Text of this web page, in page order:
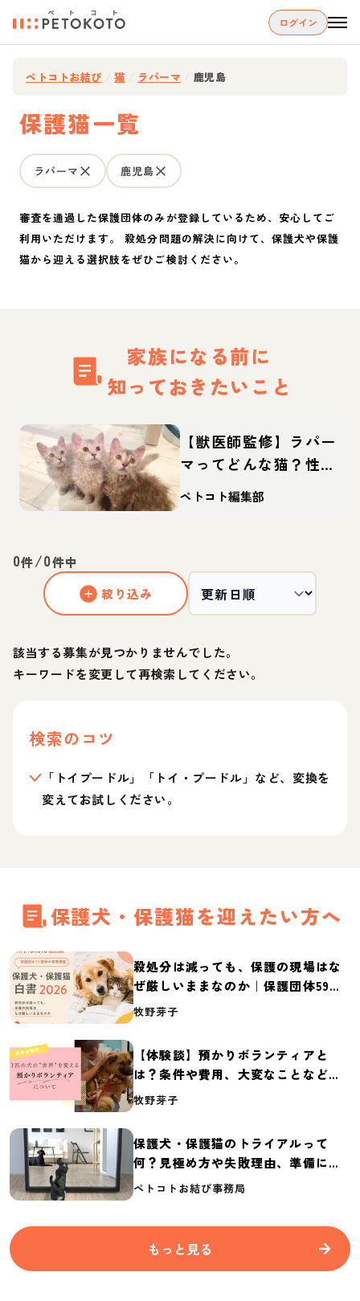
ログイン
ペトコトお結び 猫 ラパーマ 鹿児島
保護猫一覧
ラパーマ 鹿児島
審査を通過した保護団体のみが登録しているため、安心してご
利用いただけます。 殺処分問題の解決に向けて、保護犬や保護
猫から迎える選択肢をぜひご検討ください。
家族になる前に
知っておきたいこと
【獣医師監修】ラパー
マってどんな猫？性
格・体重・寿命の特
徴・迎え方
ペトコト編集部
0件/0件中
絞り込み
該当する募集が見つかりませんでした。
キーワードを変更して再検索してください。
検索のコツ
「トイプードル」「トイ・プードル」など、変換を
変えてお試しください。
保護犬・保護猫を迎えたい方へ
殺処分は減っても、保護の現場はな
ぜ厳しいままなのか｜保護団体59団
体の実態調査【保護犬・保護猫白書
牧野芽子
【体験談】預かりボランティアと
は？条件や費用、大変なことなど紹
介
牧野芽子
保護犬・保護猫のトライアルって
何？見極め方や失敗理由、準備に必
要なものを紹介
ペトコトお結び事務局
もっと見る